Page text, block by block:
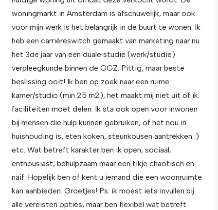
woningmarkt in Amsterdam is afschuwelijk, maar ook
voor mijn werk is het belangrijk in de buurt te wonen. Ik
heb een carrièreswitch gemaakt van marketing naar nu
het 3de jaar van een duale studie (werk/studie)
verpleegkunde binnen de GGZ. Pittig, maar beste
beslissing ooit! Ik ben op zoek naar een ruime
kamer/studio (min 25 m2), het maakt mij niet uit of ik
faciliteiten moet delen. Ik sta ook open voor inwonen
bij mensen die hulp kunnen gebruiken, of het nou in
huishouding is, eten koken, steunkousen aantrekken :)
etc. Wat betreft karakter ben ik open, sociaal,
enthousiast, behulpzaam maar een tikje chaotisch en
naif. Hopelijk ben of kent u iemand die een woonruimte
kan aanbieden. Groetjes! Ps: ik moest iets invullen bij
alle vereisten opties, maar ben flexibel wat betreft